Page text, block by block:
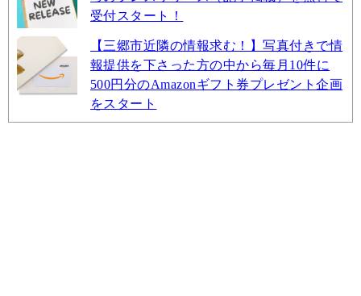
受付スタート！
【三郷市近隣の情報求む！】写真付きで情
報提供を下さった方の中から毎月10件に
500円分のAmazonギフト券プレゼント企画
をスタート